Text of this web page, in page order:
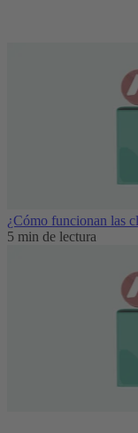
¿Cómo funcionan las
5 min de lectura